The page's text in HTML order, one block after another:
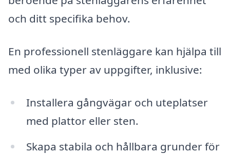
och ditt specifika behov.
En professionell stenläggare kan hjälpa till
med olika typer av uppgifter, inklusive:
Installera gångvägar och uteplatser
med plattor eller sten.
Skapa stabila och hållbara grunder för